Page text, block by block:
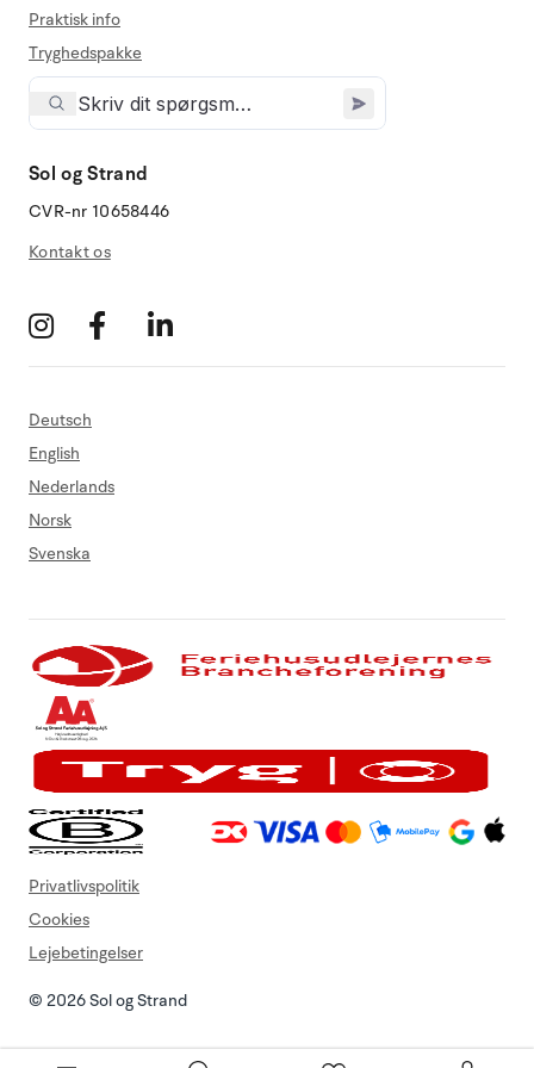
Praktisk info
Tryghedspakke
Sol og Strand
CVR-nr 10658446
Kontakt os
Deutsch
English
Nederlands
Norsk
Svenska
© 2026 Sol og Strand
Privatlivspolitik
Cookies
Lejebetingelser